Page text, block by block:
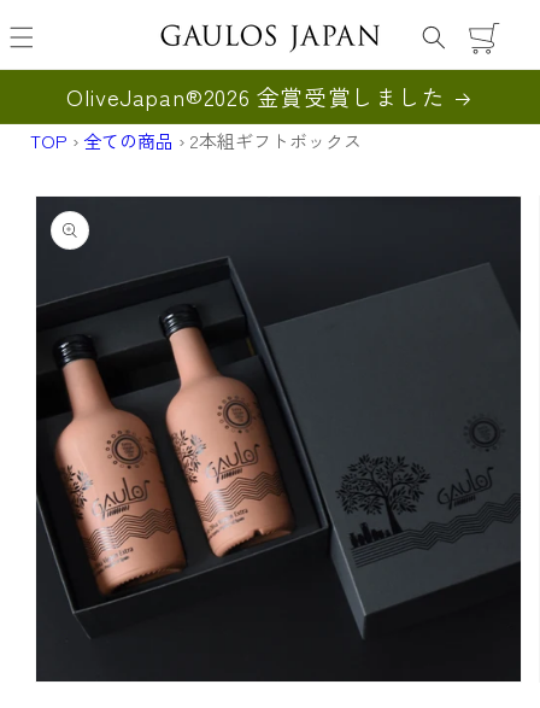
ー
ト
OliveJapan®︎2026 金賞受賞しました
TOP › 全ての商品 › 2本組ギフトボックス